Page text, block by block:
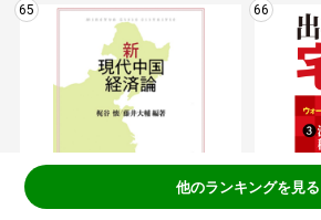
65 66
他のランキングを見る